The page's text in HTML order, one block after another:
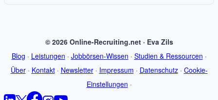
© 2026 Online-Recruiting.net · Eva Zils
Blog · Leistungen · Jobbörsen-Wissen · Studien & Ressourcen ·
Über· Kontakt· Newsletter· Impressum · Datenschutz· Cookie-
Einstellungen ·